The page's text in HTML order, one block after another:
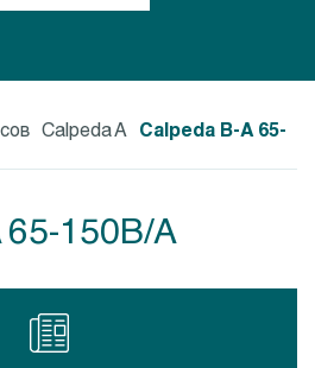
Calpeda A
Calpeda B-A 65-
150B/A